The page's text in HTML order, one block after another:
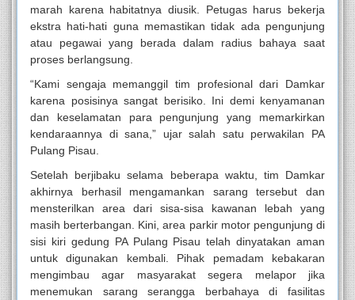
marah karena habitatnya diusik. Petugas harus bekerja
ekstra hati-hati guna memastikan tidak ada pengunjung
atau pegawai yang berada dalam radius bahaya saat
proses berlangsung.
“Kami sengaja memanggil tim profesional dari Damkar
karena posisinya sangat berisiko. Ini demi kenyamanan
dan keselamatan para pengunjung yang memarkirkan
kendaraannya di sana,” ujar salah satu perwakilan PA
Pulang Pisau.
Setelah berjibaku selama beberapa waktu, tim Damkar
akhirnya berhasil mengamankan sarang tersebut dan
mensterilkan area dari sisa-sisa kawanan lebah yang
masih berterbangan. Kini, area parkir motor pengunjung di
sisi kiri gedung PA Pulang Pisau telah dinyatakan aman
untuk digunakan kembali. Pihak pemadam kebakaran
mengimbau agar masyarakat segera melapor jika
menemukan sarang serangga berbahaya di fasilitas